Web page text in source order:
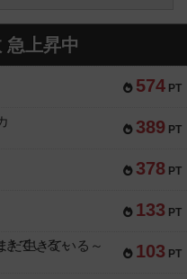
急上昇中
574 PT
389 PT
378 PT
133 PT
103 PT
生きている～